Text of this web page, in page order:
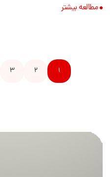
مطالعه بیشتر
1
2
3